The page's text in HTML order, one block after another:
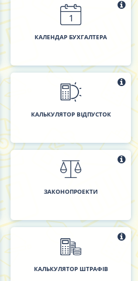
КАЛЕНДАР БУХГАЛТЕРА
КАЛЬКУЛЯТОР ВІДПУСТОК
ЗАКОНОПРОЕКТИ
КАЛЬКУЛЯТОР ШТРАФІВ